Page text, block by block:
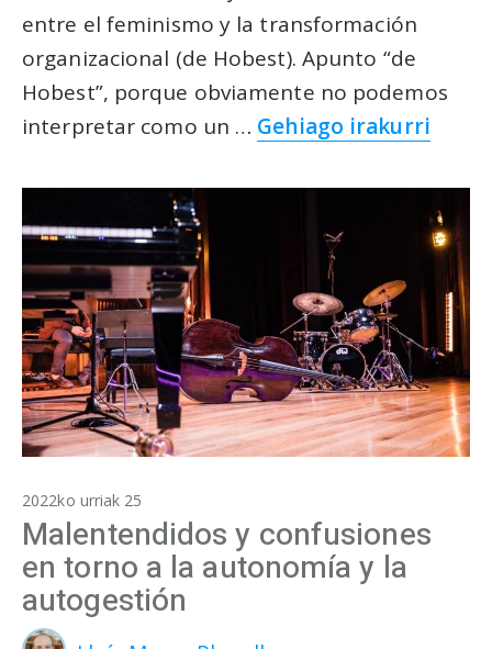
entre el feminismo y la transformación
organizacional (de Hobest). Apunto “de
Hobest”, porque obviamente no podemos
interpretar como un … Gehiago irakurri
2022ko urriak 25
Malentendidos y confusiones
en torno a la autonomía y la
autogestión